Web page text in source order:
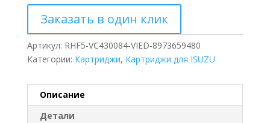
Заказать в один клик
Артикул: RHF5-VC430084-VIED-8973659480
Категории: Картриджи, Картриджи для ISUZU
Описание
Детали